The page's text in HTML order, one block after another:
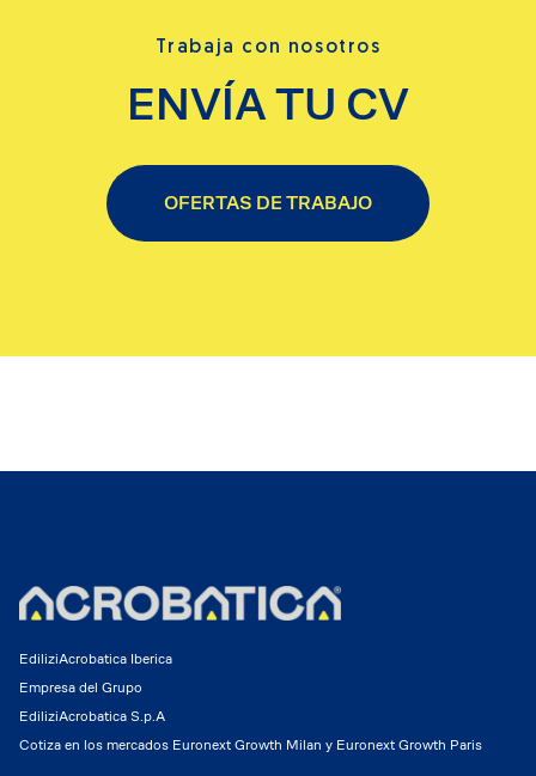
Trabaja con nosotros
ENVÍA TU CV
OFERTAS DE TRABAJO
EdiliziAcrobatica Iberica
Empresa del Grupo
EdiliziAcrobatica S.p.A
Cotiza en los mercados Euronext Growth Milan y Euronext Growth Paris